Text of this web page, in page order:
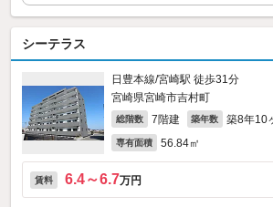
シーテラス
日豊本線/宮崎駅 徒歩31分
宮崎県宮崎市吉村町
総階数 7階建 築年数 築8年10
専有面積 56.84㎡
賃料 6.4～6.7万円